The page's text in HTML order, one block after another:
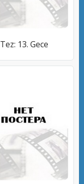
Tez: 13. Gece